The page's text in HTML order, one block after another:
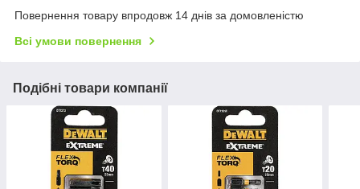
Повернення товару впродовж 14 днів за домовленістю
Всі умови повернення
Подібні товари компанії